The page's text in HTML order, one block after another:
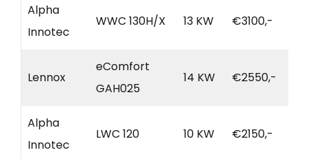
Alpha
Innotec
WWC 130H/X 13 KW €3100,-
Lennox
eComfort
GAH025
14 KW €2550,-
Alpha
Innotec
LWC 120 10 KW €2150,-